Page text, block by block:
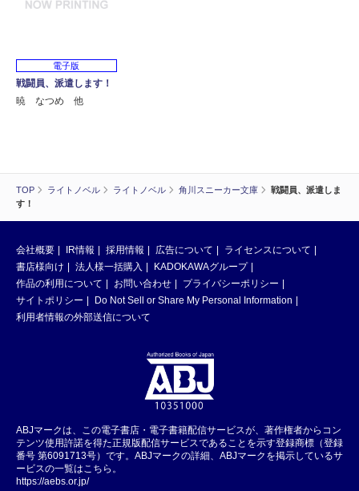
TOP ライトノベル ライトノベル 角川スニーカー文庫
戦闘員、派遣しま
す！
電子版
戦闘員、派遣します！
暁 なつめ 他
会社概要 IR情報 採用情報 広告について
ライセンスについて
書店様向け
法人様一括購入
KADOKAWAグループ
作品の利用について
お問い合わせ
プライバシーポリシー
サイトポリシー
Do Not Sell or Share My Personal Information
利用者情報の外部送信について
ABJマークは、この電子書店・電子書籍配信サービスが、著作権者からコン
テンツ使用許諾を得た正規版配信サービスであることを示す登録商標（登録
番号 第6091713号）です。ABJマークの詳細、ABJマークを掲示しているサ
ービスの一覧はこちら。
https://aebs.or.jp/